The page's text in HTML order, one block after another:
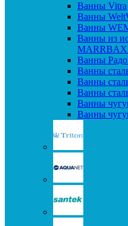
Ванны Vitra
Ванны
Ванны
Ванны из
Ванны
Ванны
Ванны
Ванны
Ванны
Ванны